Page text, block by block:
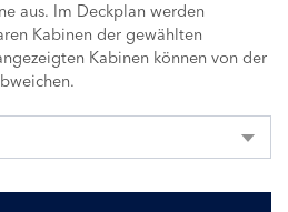
aus. Im Deckplan werden
Kabinen der gewählten
Kabinen können von der